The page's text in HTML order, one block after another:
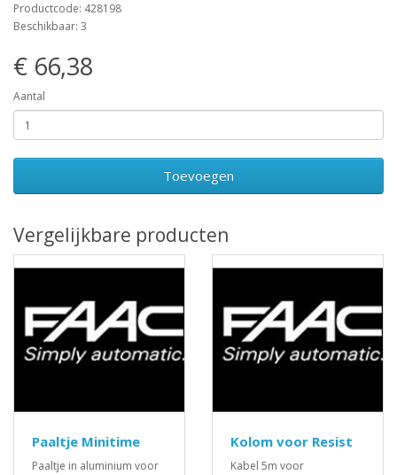
Productcode: 428198
Beschikbaar: 3
€ 66,38
Aantal
Toevoegen
Vergelijkbare producten
Paaltje Minitime
Paaltje in aluminium voor
Kolom voor Resist
Kabel 5m voor